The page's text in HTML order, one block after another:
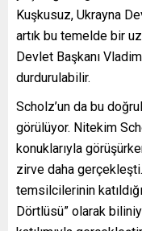
Kuşkusuz, Ukrayna
artık bu temelde bir
Devlet Başkanı
durdurulabilir.
Scholz’un da bu
görülüyor. Nitekim
konuklarıyla
zirve daha
temsilcilerinin
Dörtlüsü” olarak